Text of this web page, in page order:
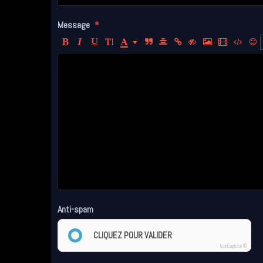
Message
Anti-spam
CLIQUEZ POUR VALIDER
IconCaptcha ©